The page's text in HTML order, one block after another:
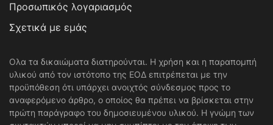
Προσωπικός λογαριασμός
Σχετικά με εμάς
Ολα τα δικαιώματα διατηρούνται. Η χρήση και η παραπομπή
υλικού από τον ιστότοπο της ΕΟΔ επιτρέπεται με την
προϋπόθεση ότι υπάρχει ανοιχτός σύνδεσμος προς το
αναφερόμενο άρθρο, ο οποίος θα πρέπει να βρίσκεται στην
πρώτη παράγραφο του δημοσιευμένου υλικού. Η γνώμη των